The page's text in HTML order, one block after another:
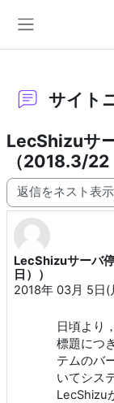
サイト
LecShizuサ
（2018.3/22
表示モード
LecShizuサーバ
日））
2018年 03月 5日(
返信数: 0
日頃より
標題につ
テムのバ
いてシス
LecShizu